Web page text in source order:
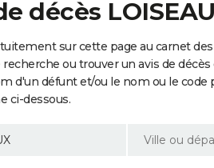
décès
sur cette page au carnet des
ou trouver un avis de
d'un défunt et/ou le nom ou le
ci-dessous.